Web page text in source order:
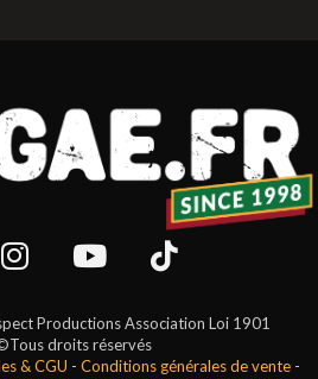
Productions Association Loi 1901
droits réservés
& CGU - Conditions générales de vente-